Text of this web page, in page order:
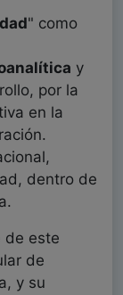
" como
y
por la
en la
dentro de
de este
de
y su